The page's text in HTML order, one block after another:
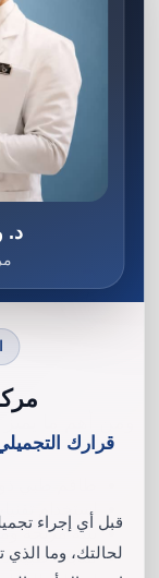
طاقم طبي ذو
استخدام
بيئة مريحة
متابعة طبية
د.
قرارك
قبل أي إجراء
لحالتك، وما الذي